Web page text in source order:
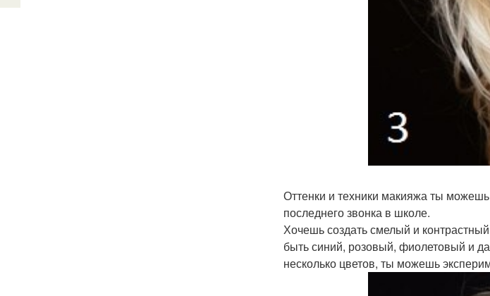
Оттенки и техники макияжа ты
последнего звонка в школе.
Хочешь создать смелый и
быть синий, розовый, фиолетовый и
несколько цветов, ты можешь